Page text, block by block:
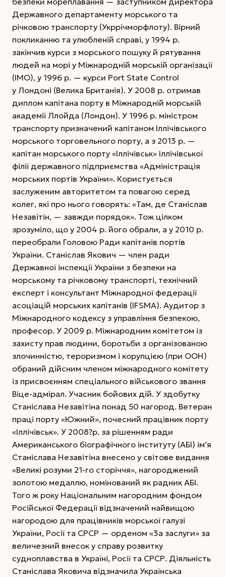
Державного департаменту морського та
річковою транспорту (Укррічморфлоту). Вірний
покликанню та улюбленій справі, у 1994 р.
закінчив курси з морського пошуку й рятування
людей на морі у Міжнародній морській організації
(ІМО), у 1996 р. — курси Port State Control
у Лондоні (Велика Британія). У 2008 р. отримав
диплом капітана порту в Міжнародній морській
академії Ллойда (Лондон). У 1996 р. міністром
транспорту призначений капітаном Іллічівського
морського торговельного порту, а з 2013 р. —
капітан морського порту «Іллічівськ» Іллічівської
філії державного підприємства «Адміністрація
морських портів України». Користується
заслуженим авторитетом та повагою серед
колег, які про нього говорять: «Там, де Станіслав
Незавітін, — завжди порядок». Тож цілком
зрозуміло, що у 2004 р. його обрали, а у 2010 р.
переобрали Головою Ради капітанів портів
України. Станіслав Якович — член ради
Державної інспекції України з безпеки на
морському та річковому транспорті, технічний
експерт і консультант Міжнародної федерації
асоціацій морських капітанів (IFSMA). Аудитор з
Міжнародного кодексу з управління безпекою,
професор. У 2009 р. Міжнародним комітетом із
захисту прав людини, боротьби з організованою
злочинністю, тероризмом і корупцією (при ООН)
обраний дійсним членом міжнародного комітету
із присвоєнням спеціального військового звання
Віце-адмірал. Учасник бойових дій. У здобутку
Станіслава Незавітіна понад 50 нагород. Ветеран
праці порту «Южний», почесний працівник порту
«Іллічівськ». У 2008?р. за рішенням ради
Американського біографічного інституту (АБІ) ім’я
Станіслава Незавітіна внесено у світове видання
«Великі розуми 21-го сторіччя», нагороджений
золотою медаллю, номінований як радник АБІ.
Того ж року Національним нагородним фондом
Російської Федерації відзначений найвищою
нагородою для працівників морської галузі
України, Росії та СРСР — орденом «3а заслуги» за
величезний внесок у справу розвитку
судноплавства в Україні, Росії та СРСР. Діяльність
Станіслава Яковича відзначила Українська